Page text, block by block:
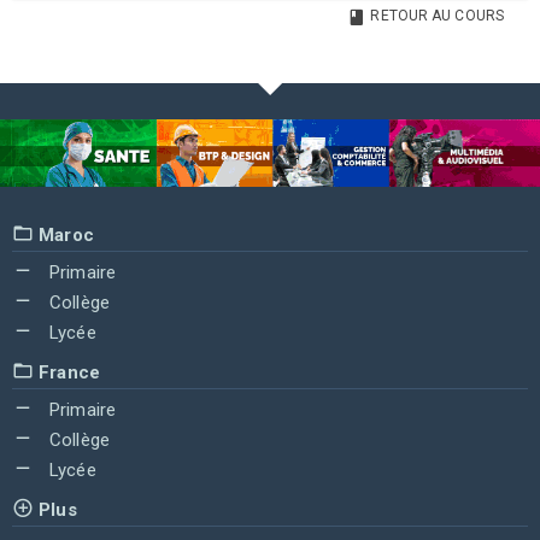
RETOUR AU COURS
Maroc
Primaire
Collège
Lycée
France
Primaire
Collège
Lycée
Plus